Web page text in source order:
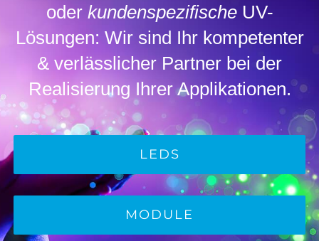
oder kundenspezifischeUV-
Lösungen: Wir sind Ihr kompetenter
& verlässlicher Partner bei der
Realisierung Ihrer Applikationen.
LEDS
MODULE